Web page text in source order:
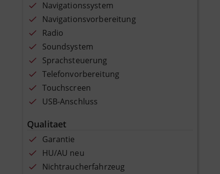
Navigationssystem
Navigationsvorbereitung
Radio
Soundsystem
Sprachsteuerung
Telefonvorbereitung
Touchscreen
USB-Anschluss
Qualitaet
Garantie
HU/AU neu
Nichtraucherfahrzeug